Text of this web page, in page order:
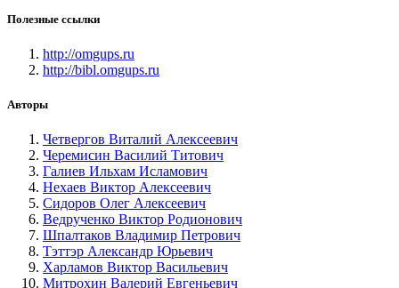
Полезные ссылки
http://omgups.ru
http://bibl.omgups.ru
Авторы
Четвергов Виталий Алексеевич
Черемисин Василий Титович
Галиев Ильхам Исламович
Нехаев Виктор Алексеевич
Сидоров Олег Алексеевич
Ведрученко Виктор Родионович
Шпалтаков Владимир Петрович
Тэттэр Александр Юрьевич
Харламов Виктор Васильевич
Митрохин Валерий Евгеньевич